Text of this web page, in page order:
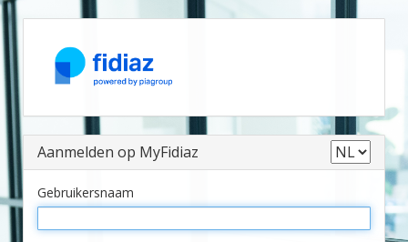
Aanmelden op MyFidiaz
Gebruikersnaam